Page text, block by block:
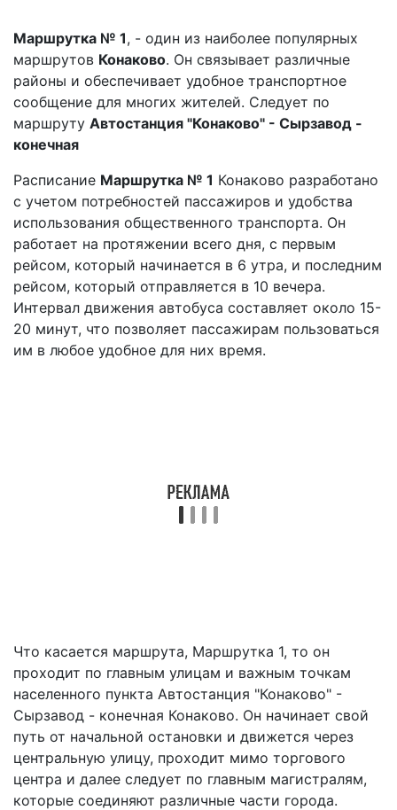
Маршрутка № 1, - один из наиболее популярных
маршрутов Конаково. Он связывает различные
районы и обеспечивает удобное транспортное
сообщение для многих жителей. Следует по
маршруту Автостанция "Конаково" - Сырзавод -
конечная
Расписание Маршрутка № 1 Конаково разработано
с учетом потребностей пассажиров и удобства
использования общественного транспорта. Он
работает на протяжении всего дня, с первым
рейсом, который начинается в 6 утра, и последним
рейсом, который отправляется в 10 вечера.
Интервал движения автобуса составляет около 15-
20 минут, что позволяет пассажирам пользоваться
им в любое удобное для них время.
Что касается маршрута, Маршрутка 1, то он
проходит по главным улицам и важным точкам
населенного пункта Автостанция "Конаково" -
Сырзавод - конечная Конаково. Он начинает свой
путь от начальной остановки и движется через
центральную улицу, проходит мимо торгового
центра и далее следует по главным магистралям,
которые соединяют различные части города.